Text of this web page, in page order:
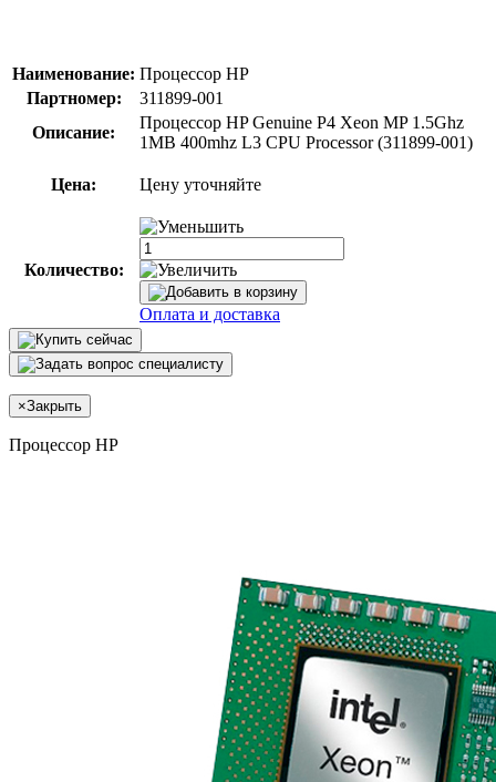
Наименование: Процессор HP
Партномер:
311899-001
Описание:
Процессор HP Genuine P4 Xeon MP 1.5Ghz
1MB 400mhz L3 CPU Processor (311899-001)
Цена: Цену уточняйте
Количество:
Оплата и доставка
×Закрыть
Процессор HP